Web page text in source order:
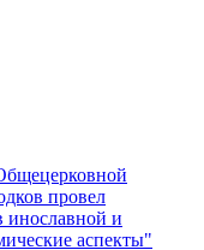
провел
и
аспекты"